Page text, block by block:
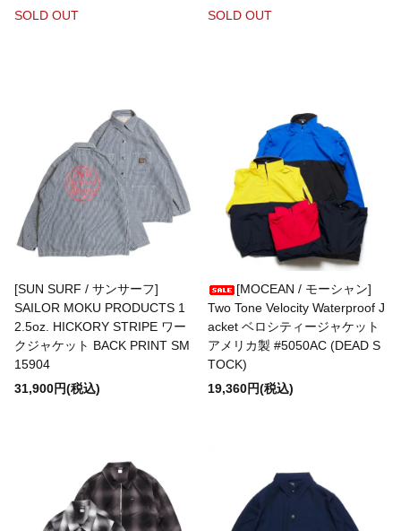
SOLD OUT
SOLD OUT
[SUN SURF / サンサーフ]
SAILOR MOKU PRODUCTS 1
2.5oz. HICKORY STRIPE ワー
クジャケット BACK PRINT SM
15904
31,900円(税込)
[MOCEAN / モーシャン]
Two Tone Velocity Waterproof J
acket ベロシティージャケット
アメリカ製 #5050AC (DEAD S
TOCK)
19,360円(税込)
BURLAP OUTFITTER
BUZZ RICKSON'S
CalTop
caocao watch
Carhartt
CHRISTOPHER BROWN